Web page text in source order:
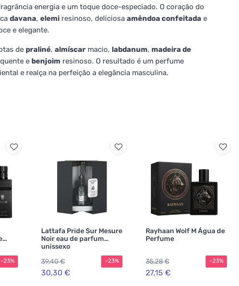
energia e um toque doce-especiado. O coração do
davana, elemi resinoso, deliciosa amêndoa confeitada e
e elegante.
de praliné, almíscar macio, labdanum, madeira de
quente e benjoim resinoso. O resultado é um perfume
e realça na perfeição a elegância masculina.
-23%
Lattafa Pride Sur Mesure
Noir eau de parfum
unissexo
39,40 €
30,30 €
-23%
Rayhaan Wolf M Água de
Perfume
35,28 €
27,15 €
-23%